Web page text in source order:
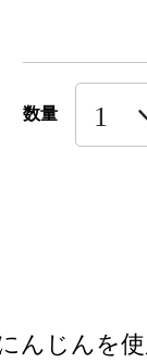
数量
んじんを